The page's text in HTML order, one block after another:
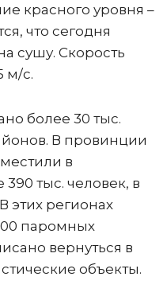
красного уровня –
что сегодня
сушу. Скорость
м/с.
более 30 тыс.
В провинции
в
тыс. человек, в
этих регионах
паромных
вернуться в
объекты.